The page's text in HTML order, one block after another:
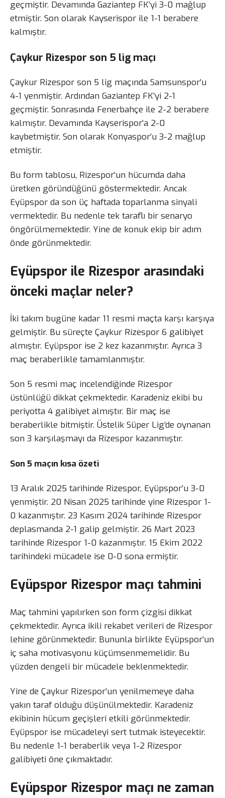
geçmiştir. Devamında Gaziantep FK’yi 3-0 mağlup
etmiştir. Son olarak Kayserispor ile 1-1 berabere
kalmıştır.
Çaykur Rizespor son 5 lig maçı
Çaykur Rizespor son 5 lig maçında Samsunspor’u
4-1 yenmiştir. Ardından Gaziantep FK’yi 2-1
geçmiştir. Sonrasında Fenerbahçe ile 2-2 berabere
kalmıştır. Devamında Kayserispor’a 2-0
kaybetmiştir. Son olarak Konyaspor’u 3-2 mağlup
etmiştir.
Bu form tablosu, Rizespor’un hücumda daha
üretken göründüğünü göstermektedir. Ancak
Eyüpspor da son üç haftada toparlanma sinyali
vermektedir. Bu nedenle tek taraflı bir senaryo
öngörülmemektedir. Yine de konuk ekip bir adım
önde görünmektedir.
Eyüpspor ile Rizespor arasındaki
önceki maçlar neler?
İki takım bugüne kadar 11 resmi maçta karşı karşıya
gelmiştir. Bu süreçte Çaykur Rizespor 6 galibiyet
almıştır. Eyüpspor ise 2 kez kazanmıştır. Ayrıca 3
maç beraberlikle tamamlanmıştır.
Son 5 resmi maç incelendiğinde Rizespor
üstünlüğü dikkat çekmektedir. Karadeniz ekibi bu
periyotta 4 galibiyet almıştır. Bir maç ise
beraberlikle bitmiştir. Üstelik Süper Lig’de oynanan
son 3 karşılaşmayı da Rizespor kazanmıştır.
Son 5 maçın kısa özeti
13 Aralık 2025 tarihinde Rizespor, Eyüpspor’u 3-0
yenmiştir. 20 Nisan 2025 tarihinde yine Rizespor 1-
0 kazanmıştır. 23 Kasım 2024 tarihinde Rizespor
deplasmanda 2-1 galip gelmiştir. 26 Mart 2023
tarihinde Rizespor 1-0 kazanmıştır. 15 Ekim 2022
tarihindeki mücadele ise 0-0 sona ermiştir.
Eyüpspor Rizespor maçı tahmini
Maç tahmini yapılırken son form çizgisi dikkat
çekmektedir. Ayrıca ikili rekabet verileri de Rizespor
lehine görünmektedir. Bununla birlikte Eyüpspor’un
iç saha motivasyonu küçümsenmemelidir. Bu
yüzden dengeli bir mücadele beklenmektedir.
Yine de Çaykur Rizespor’un yenilmemeye daha
yakın taraf olduğu düşünülmektedir. Karadeniz
ekibinin hücum geçişleri etkili görünmektedir.
Eyüpspor ise mücadeleyi sert tutmak isteyecektir.
Bu nedenle 1-1 beraberlik veya 1-2 Rizespor
galibiyeti öne çıkmaktadır.
Eyüpspor Rizespor maçı ne zaman